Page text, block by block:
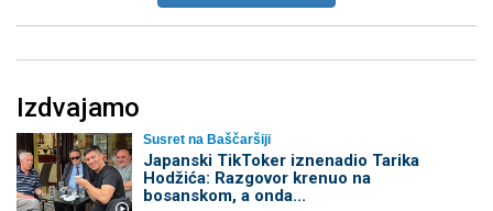
Izdvajamo
Susret na Baščaršiji
Japanski TikToker iznenadio Tarika
Hodžića: Razgovor krenuo na
bosanskom, a onda...